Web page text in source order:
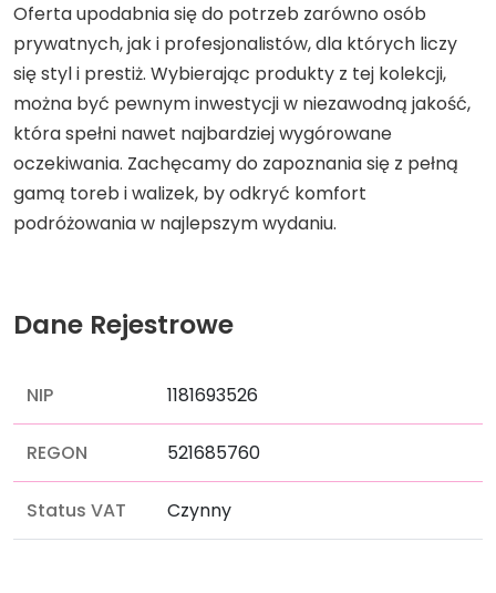
Oferta upodabnia się do potrzeb zarówno osób
prywatnych, jak i profesjonalistów, dla których liczy
się styl i prestiż. Wybierając produkty z tej kolekcji,
można być pewnym inwestycji w niezawodną jakość,
która spełni nawet najbardziej wygórowane
oczekiwania. Zachęcamy do zapoznania się z pełną
gamą toreb i walizek, by odkryć komfort
podróżowania w najlepszym wydaniu.
Dane Rejestrowe
NIP 1181693526
REGON 521685760
Status VAT Czynny